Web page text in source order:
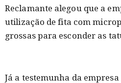
Reclamante alegou que a
utilização de fita com
grossas para esconder as
Já a testemunha da